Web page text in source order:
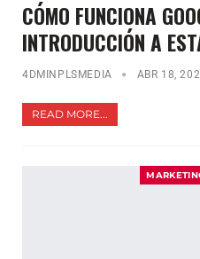
CÓMO FUNCIONA
INTRODUCCIÓN A
4DMINPLSMEDIA ABR 18,
READ MORE...